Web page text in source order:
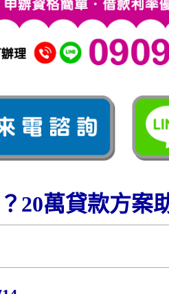
20萬貸款方案